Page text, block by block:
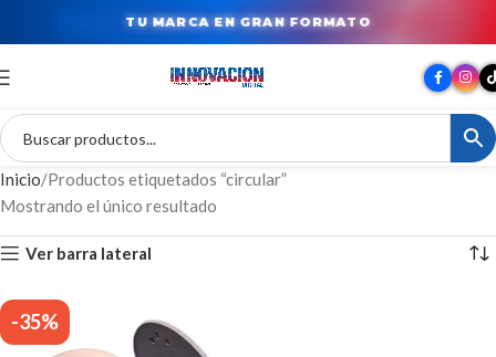
TU MARCA EN GRAN FORMATO
Inicio Productos etiquetados “circular”
Mostrando el único resultado
Ver barra lateral
-35%